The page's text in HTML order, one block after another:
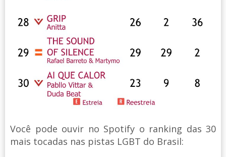
Você pode ouvir no Spotify o ranking das 30
mais tocadas nas pistas LGBT do Brasil: